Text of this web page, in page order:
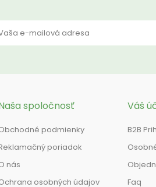
spoločnosť
podmienky
poriadok
nás
osobných údajov
Váš
B2B
Faq